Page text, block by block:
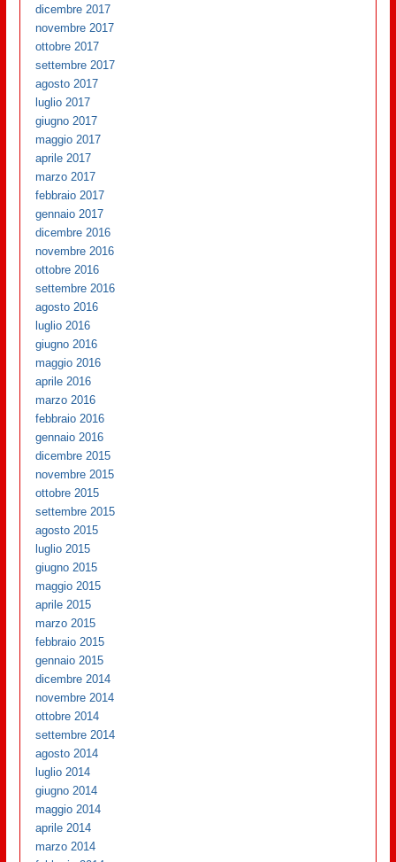
dicembre 2017
novembre 2017
ottobre 2017
settembre 2017
agosto 2017
luglio 2017
giugno 2017
maggio 2017
aprile 2017
marzo 2017
febbraio 2017
gennaio 2017
dicembre 2016
novembre 2016
ottobre 2016
settembre 2016
agosto 2016
luglio 2016
giugno 2016
maggio 2016
aprile 2016
marzo 2016
febbraio 2016
gennaio 2016
dicembre 2015
novembre 2015
ottobre 2015
settembre 2015
agosto 2015
luglio 2015
giugno 2015
maggio 2015
aprile 2015
marzo 2015
febbraio 2015
gennaio 2015
dicembre 2014
novembre 2014
ottobre 2014
settembre 2014
agosto 2014
luglio 2014
giugno 2014
maggio 2014
aprile 2014
marzo 2014